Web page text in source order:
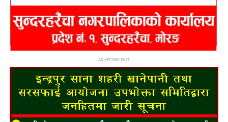
ADVERTISEMENT